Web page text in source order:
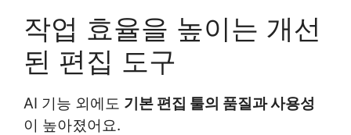
작업 효율을 높이는 개선
된 편집 도구
AI 기능 외에도 기본 편집 툴의 품질과 사용성
이 높아졌어요.